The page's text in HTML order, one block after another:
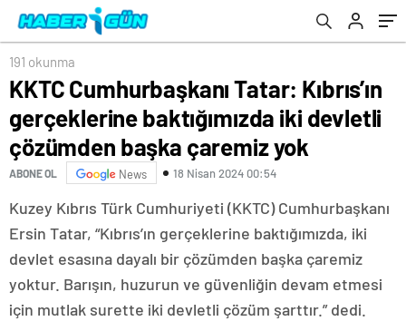
çözümden başka çaremiz yok
191 okunma
KKTC Cumhurbaşkanı Tatar: Kıbrıs’ın
gerçeklerine baktığımızda iki devletli
çözümden başka çaremiz yok
ABONE OL News 18 Nisan 2024 00:54
Kuzey Kıbrıs Türk Cumhuriyeti (KKTC) Cumhurbaşkanı
Ersin Tatar, “Kıbrıs’ın gerçeklerine baktığımızda, iki
devlet esasına dayalı bir çözümden başka çaremiz
yoktur. Barışın, huzurun ve güvenliğin devam etmesi
için mutlak surette iki devletli çözüm şarttır.” dedi.
Fonu kayyım olarak atanabilecek